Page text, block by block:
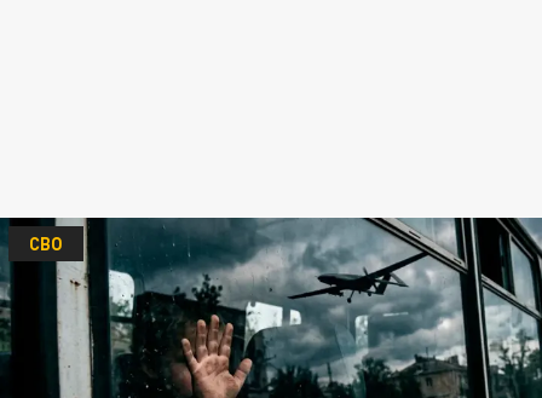
СВО